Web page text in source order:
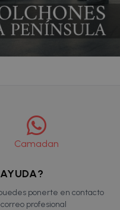
Camadan
ponerte en contacto
profesional